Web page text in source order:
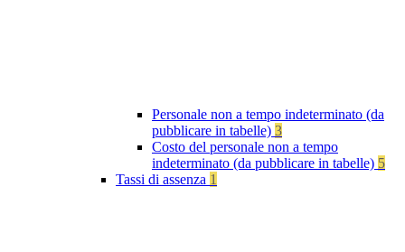
Personale non a tempo indeterminato (da
pubblicare in tabelle) 3
Costo del personale non a tempo
indeterminato (da pubblicare in tabelle) 5
Tassi di assenza 1